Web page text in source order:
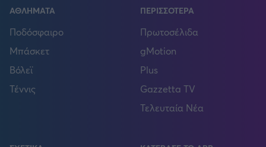
ΑΘΛΗΜΑΤΑ
Ποδόσφαιρο
Μπάσκετ
Βόλεϊ
Τέννις
ΠΕΡΙΣΣΟΤΕΡΑ
Πρωτοσέλιδα
gMotion
Plus
Gazzetta TV
Τελευταία Νέα